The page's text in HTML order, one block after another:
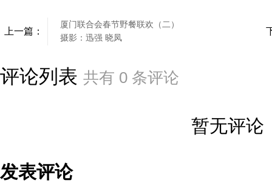
上一篇：
厦门联合会春节野餐联欢（二）
摄影：迅强 晓凤
评论列表 共有 0 条评论
暂无评论
发表评论